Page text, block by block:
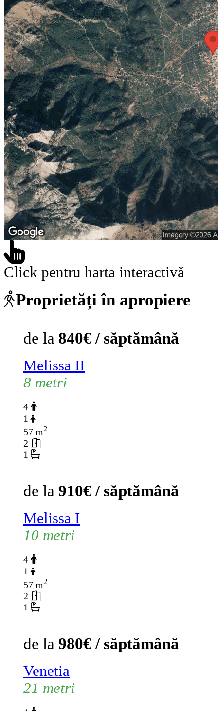
Click pentru harta interactivă
Proprietăți în apropiere
de la 840€ / săptămână
Melissa II
8 metri
4
1
57 m2
2
1
de la 910€ / săptămână
Melissa I
10 metri
4
1
57 m2
2
1
de la 980€ / săptămână
Venetia
21 metri